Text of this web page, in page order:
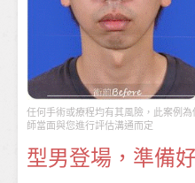
任何手術或療程均有其風險，此案例
師當面與您進行評估溝通而定
型男登場，準備